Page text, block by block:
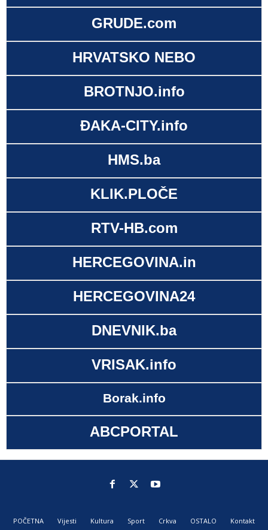
GRUDE.com
HRVATSKO NEBO
BROTNJO.info
ĐAKA-CITY.info
HMS.ba
KLIK.PLOČE
RTV-HB.com
HERCEGOVINA.in
HERCEGOVINA24
DNEVNIK.ba
VRISAK.info
Borak.info
ABCPORTAL
POČETNA Vijesti Kultura Sport Crkva OSTALO Kontakt